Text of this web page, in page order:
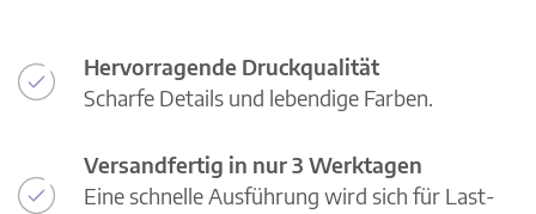
Hervorragende Druckqualität
Scharfe Details und lebendige Farben.
Versandfertig in nur 3 Werktagen
Eine schnelle Ausführung wird sich für Last-